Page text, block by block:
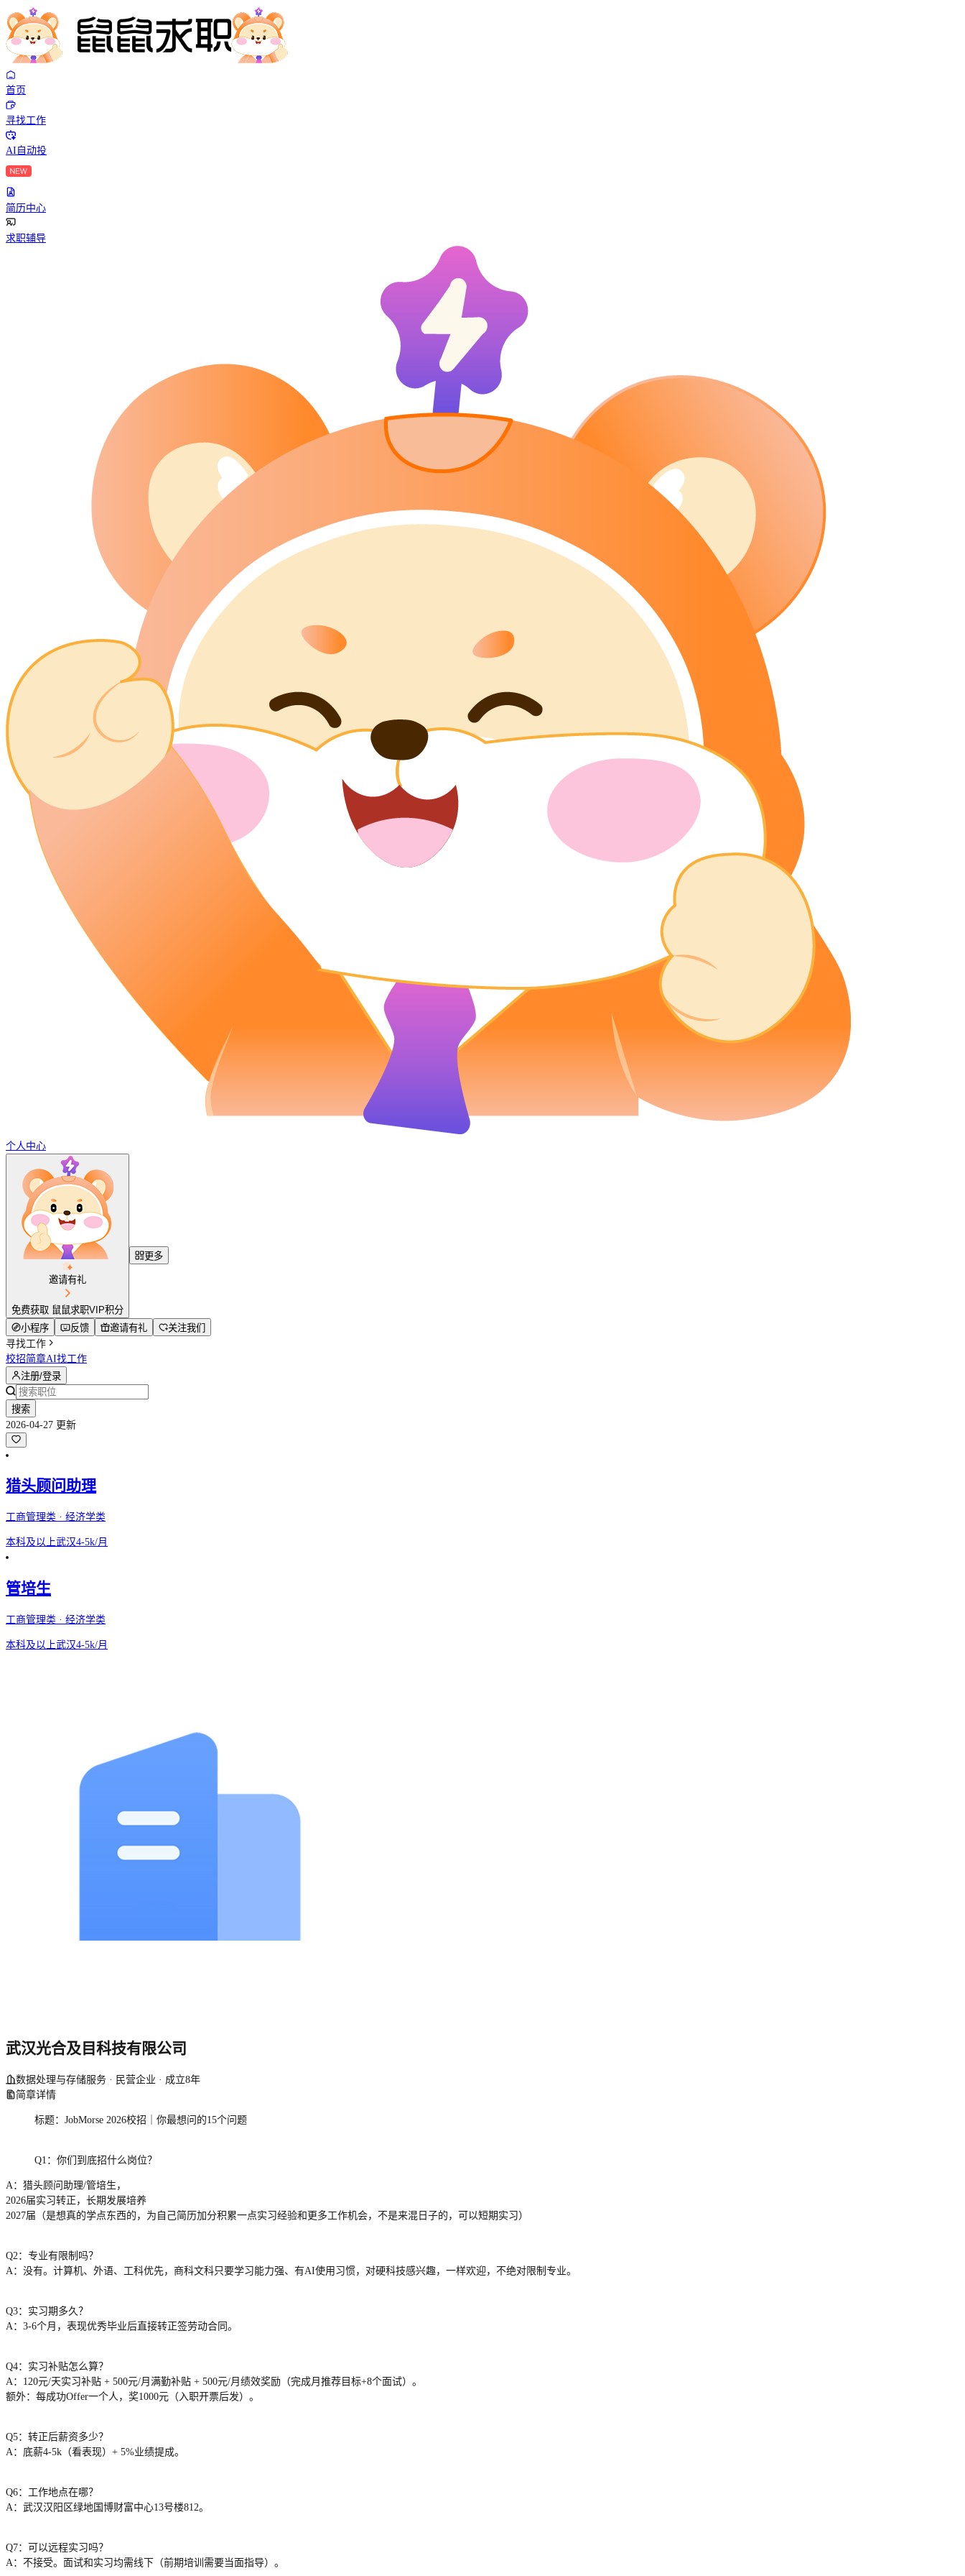
首页
寻找工作
AI自动投
简历中心
求职辅导
个人中心
邀请有礼
免费获取 鼠鼠求职VIP积分
更多
小程序 反馈 邀请有礼
关注我们
寻找工作
校招简章AI找工作
注册/登录
搜索
2026-04-27 更新
猎头顾问助理
工商管理类 · 经济学类
本科及以上武汉4-5k/月
管培生
工商管理类 · 经济学类
本科及以上武汉4-5k/月
武汉光合及目科技有限公司
数据处理与存储服务 · 民营企业 · 成立8年
简章详情
标题：JobMorse 2026校招｜你最想问的15个问题
Q1：你们到底招什么岗位？
A：猎头顾问助理/管培生，
2026届实习转正，长期发展培养
2027届（是想真的学点东西的，为自己简历加分积累一点实习经验和更多工作机会，不是来混日子的，可以短期实习）
Q2：专业有限制吗？
A：没有。计算机、外语、工科优先，商科文科只要学习能力强、有AI使用习惯，对硬科技感兴趣，一样欢迎，不绝对限制专业。
Q3：实习期多久？
A：3-6个月，表现优秀毕业后直接转正签劳动合同。
Q4：实习补贴怎么算？
A：120元/天实习补贴 + 500元/月满勤补贴 + 500元/月绩效奖励（完成月推荐目标+8个面试）。
额外：每成功Offer一个人，奖1000元（入职开票后发）。
Q5：转正后薪资多少？
A：底薪4-5k（看表现）+ 5%业绩提成。
Q6：工作地点在哪？
A：武汉汉阳区绿地国博财富中心13号楼812。
Q7：可以远程实习吗？
A：不接受。面试和实习均需线下（前期培训需要当面指导）。